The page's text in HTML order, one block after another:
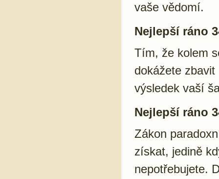
vaše vědomí.
Nejlepší ráno
Tím, že kolem
dokážete
výsledek vaší
Nejlepší ráno
Zákon
získat, jedině
nepotřebujete.